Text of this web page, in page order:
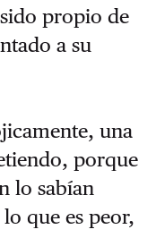
propio de
a su
una
porque
lo sabían
que es peor,